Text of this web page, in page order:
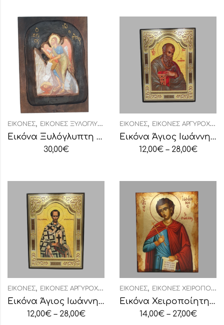
ΕΙΚΌΝΕΣ, ΕΙΚΌΝΕΣ ΞΥΛΌΓΛΥΠΤΕΣ
Εικόνα Ξυλόγλυπτη “Άγιος Ιωάννης”
30,00€
ΕΙΚΌΝΕΣ, ΕΙΚΌΝΕΣ ΑΡΓΥΡΟΧΡΥΣΟΤΥΠΊΑ
Εικόνα Άγιος Ιωάννης Θεολόγος
12,00€ – 28,00€
ΕΙΚΌΝΕΣ, ΕΙΚΌΝΕΣ ΑΡΓΥΡΟΧΡΥΣΟΤΥΠΊΑ
Εικόνα Άγιος Ιωάννης Χρυσόστομος
12,00€ – 28,00€
ΕΙΚΌΝΕΣ, ΕΙΚΌΝΕΣ ΧΕΙΡΟΠΟΊΗΤΕΣ
Εικόνα Χειροποίητη “Άγιος Ιωάννης Ρώσσος”
14,00€ – 27,00€